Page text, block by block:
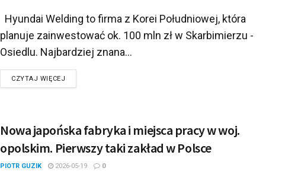
Hyundai Welding to firma z Korei Południowej, która
planuje zainwestować ok. 100 mln zł w Skarbimierzu -
Osiedlu. Najbardziej znana...
CZYTAJ WIĘCEJ
Nowa japońska fabryka i miejsca pracy w woj.
opolskim. Pierwszy taki zakład w Polsce
PIOTR GUZIK 2026-05-19 0